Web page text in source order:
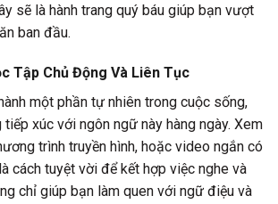
sẽ là hành trang quý báu giúp bạn vượt
ban đầu.
Tập Chủ Động Và Liên Tục
một phần tự nhiên trong cuộc sống,
xúc với ngôn ngữ này hàng ngày. Xem
trình truyền hình, hoặc video ngắn có
cách tuyệt vời để kết hợp việc nghe và
chỉ giúp bạn làm quen với ngữ điệu và